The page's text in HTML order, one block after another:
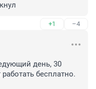
+1 –4
день, 30
бесплатно.